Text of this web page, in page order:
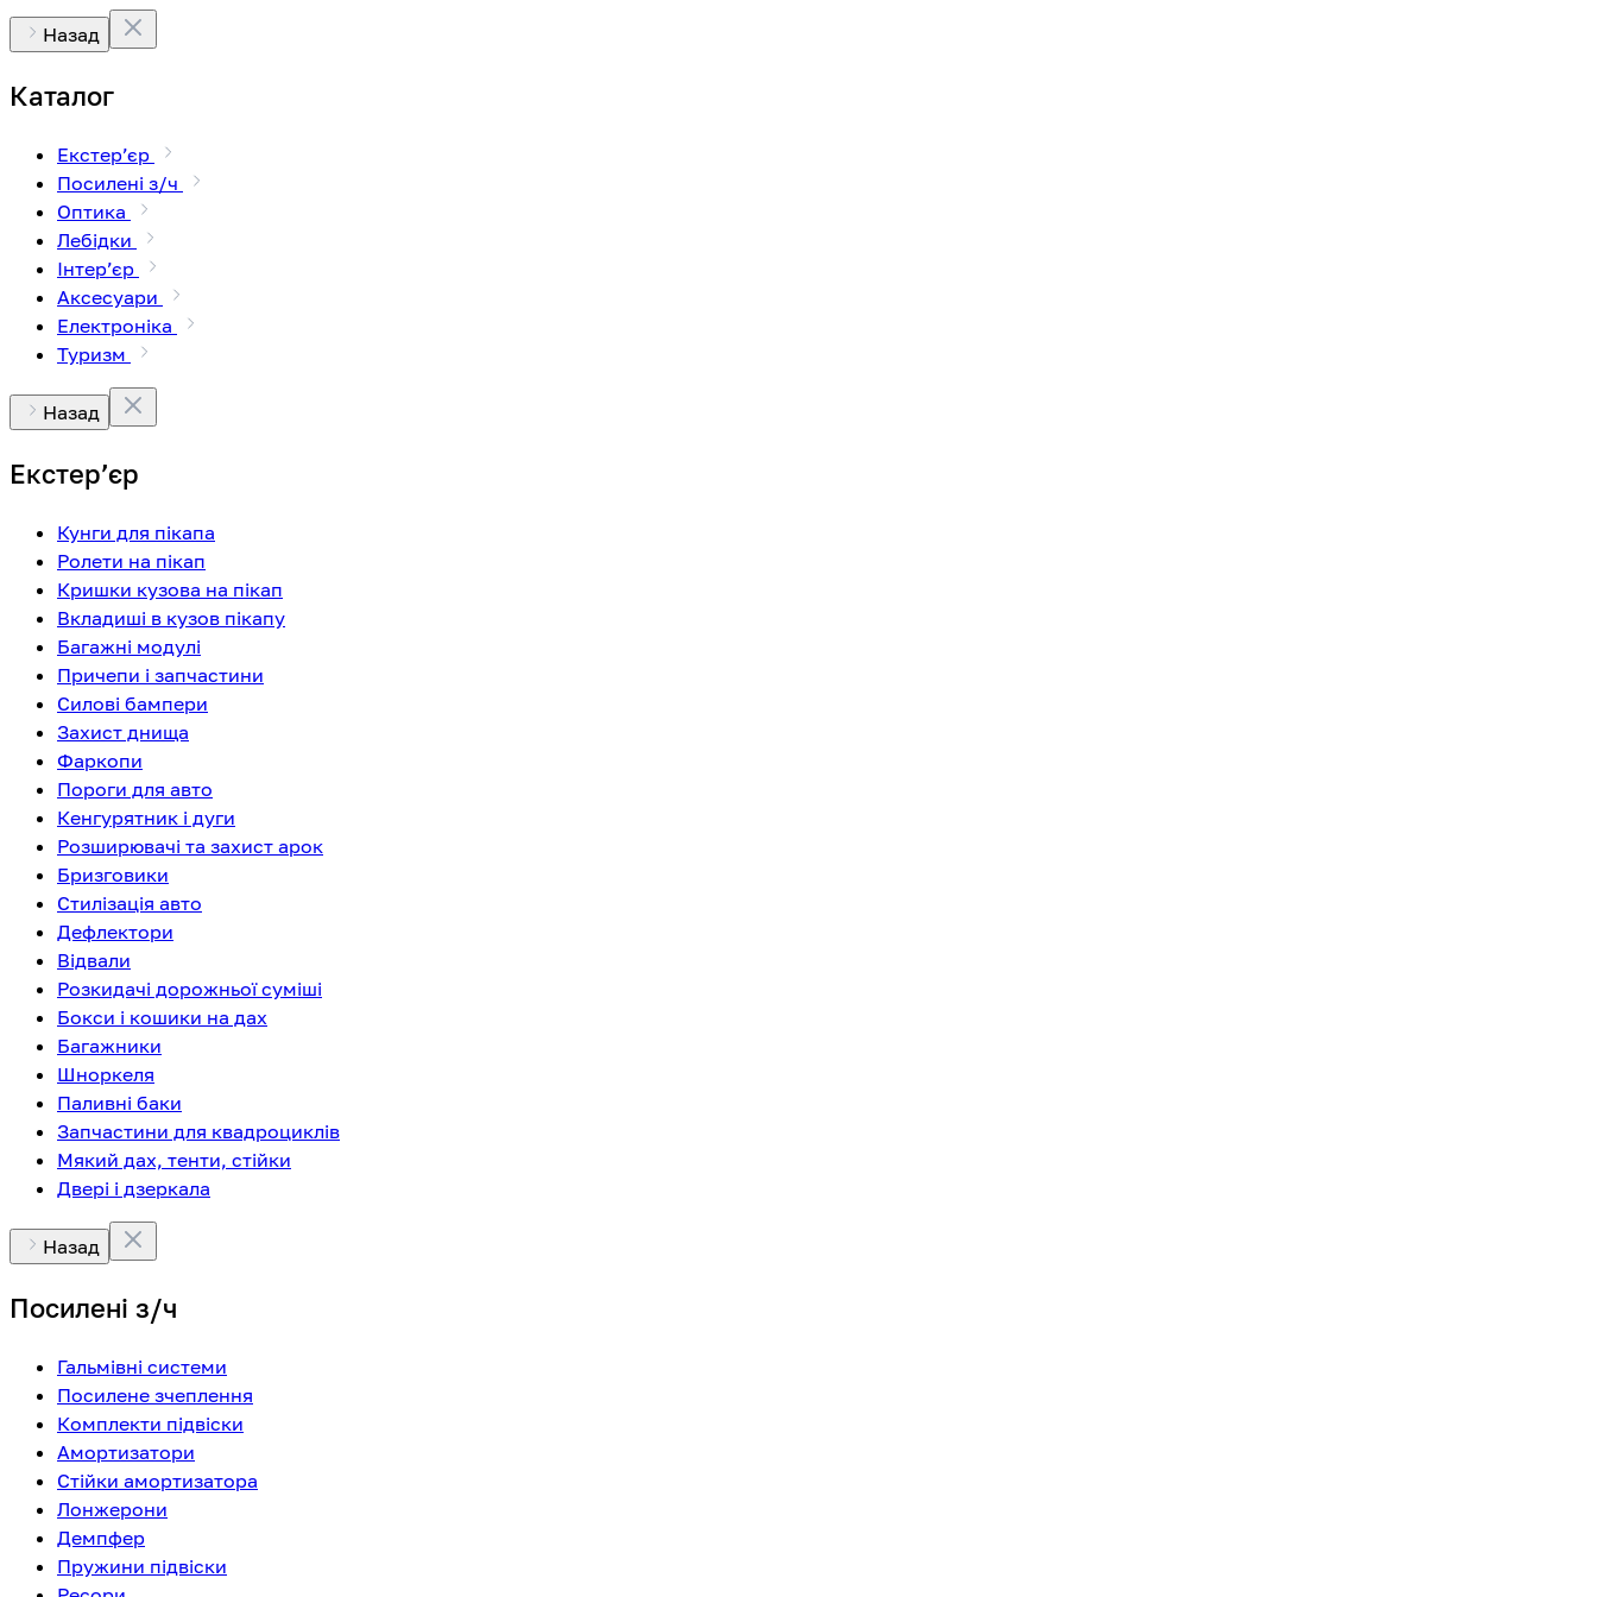
Назад
Каталог
Екстерʼєр
Посилені з/ч
Оптика
Лебідки
Інтерʼєр
Аксесуари
Електроніка
Туризм
Назад
Екстерʼєр
Кунги для пікапа
Ролети на пікап
Кришки кузова на пікап
Вкладиші в кузов пікапу
Багажні модулі
Причепи і запчастини
Силові бампери
Захист днища
Фаркопи
Пороги для авто
Кенгурятник і дуги
Розширювачі та захист арок
Бризговики
Стилізація авто
Дефлектори
Відвали
Розкидачі дорожньої суміші
Бокси і кошики на дах
Багажники
Шноркеля
Паливні баки
Запчастини для квадроциклів
Мякий дах, тенти, стійки
Двері і дзеркала
Назад
Посилені з/ч
Гальмівні системи
Посилене зчеплення
Комплекти підвіски
Амортизатори
Стійки амортизатора
Лонжерони
Демпфер
Пружини підвіски